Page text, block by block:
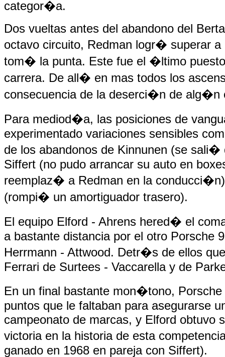
categor�a.
Dos vueltas antes del abandono del
octavo circuito, Redman logr� superar a
tom� la punta. Este fue el �ltimo
carrera. De all� en mas todos los
consecuencia de la deserci�n de alg�n
Para mediod�a, las posiciones de
experimentado variaciones sensibles
de los abandonos de Kinnunen (se sali�
Siffert (no pudo arrancar su auto en
reemplaz� a Redman en la
(rompi� un amortiguador trasero).
El equipo Elford - Ahrens hered� el
a bastante distancia por el otro Porsche
Herrmann - Attwood. Detr�s de ellos
Ferrari de Surtees - Vaccarella y de
En un final bastante mon�tono,
puntos que le faltaban para asegurarse
campeonato de marcas, y Elford obtuvo
victoria en la historia de esta
ganado en 1968 en pareja con Siffert).